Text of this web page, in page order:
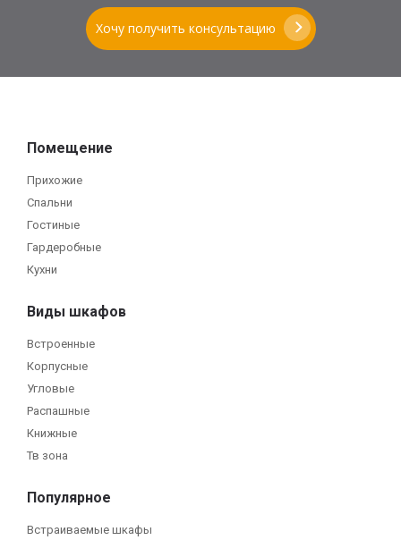
Хочу получить консультацию
Помещение
Прихожие
Спальни
Гостиные
Гардеробные
Кухни
Виды шкафов
Встроенные
Корпусные
Угловые
Распашные
Книжные
Тв зона
Популярное
Встраиваемые шкафы